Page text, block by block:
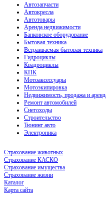
Автозапчасти
Автокресла
Автотовары
Аренда недвижимости
Банковское оборудование
Бытовая техника
Встраиваемая бытовая техника
Гидроциклы
Квадроциклы
КПК
Мотоаксессуары
Мотоэкипировка
Недвижимость, продажа и
Ремонт автомобилей
Снегоходы
Строительство
Тюнинг авто
Электроника
Страхование животных
Страхование КАСКО
Страхование имущества
Страхование жизни
Каталог
Карта сайта